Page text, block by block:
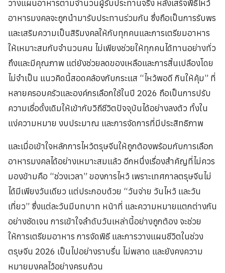
วางแผนอาหารตามจำนวนผู้รับประทานจริง หลังเสร็จพิธีไหว้
อาหารมงคลจะถูกนำมารับประทานร่วมกัน ซึ่งถือเป็นการรับพร
และเสริมความเป็นสิริมงคลให้กับทุกคนและการเตรียมอาหาร
ให้เหมาะสมกับจำนวนคน ไม่เพียงช่วยให้ทุกคนได้ทานอย่างทั่ว
ถึงและมีคุณภาพ แต่ยังช่วยลดของเหลือและการสิ้นเปลืองโดย
ไม่จำเป็น แนวคิดนี้สอดคล้องกับกระแส “ไหว้พอดี กินให้คุ้ม” ที่
หลายครอบครัวและองค์กรเลือกใช้ในปี 2026 ถือเป็นการปรับ
ความเชื่อดั้งเดิมให้เข้ากับวิถีชีวิตปัจจุบันได้อย่างลงตัว ทั้งใน
แง่ความหมาย งบประมาณ และการจัดการที่มีประสิทธิภาพ
และเมื่อเข้าใจหลักการไหว้ตรุษจีนให้ถูกต้องพร้อมกับการเลือก
อาหารมงคลได้อย่างเหมาะสมแล้ว อีกหนึ่งเรื่องสำคัญที่ไม่ควร
มองข้ามคือ “ช่วงเวลา” ของการไหว้ เพราะเทศกาลตรุษจีนไม่
ได้มีเพียงวันเดียว แต่ประกอบด้วย “วันจ่าย วันไหว้ และวัน
เที่ยว” ซึ่งแต่ละวันมีบทบาท หน้าที่ และความหมายแตกต่างกัน
อย่างชัดเจน การเข้าใจลำดับวันเหล่านี้อย่างถูกต้อง จะช่วย
ให้การเตรียมอาหาร การจัดพิธี และการวางแผนชีวิตในช่วง
ตรุษจีน 2026 เป็นไปอย่างราบรื่น ไม่พลาด และยังคงความ
หมายมงคลไว้อย่างครบถ้วน